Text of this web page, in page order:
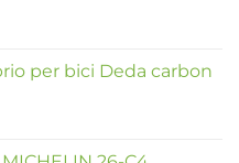
per bici Deda carbon